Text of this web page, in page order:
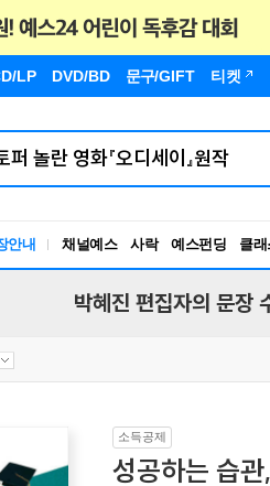
LP DVD/BD 문구/GIFT 티켓
안내 채널예스 사락 예스펀딩 클래
박혜진 편집자의 문장
소득공제
성공하는 습